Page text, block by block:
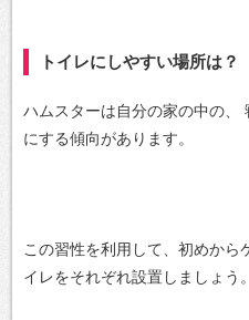
トイレにしやすい場所は？
ハムスターは自分の家の中の、
にする傾向があります。
この習性を利用して、初めから
イレをそれぞれ設置しましょう。